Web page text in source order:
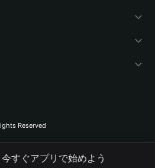
Reserved
すぐアプリで始めよう